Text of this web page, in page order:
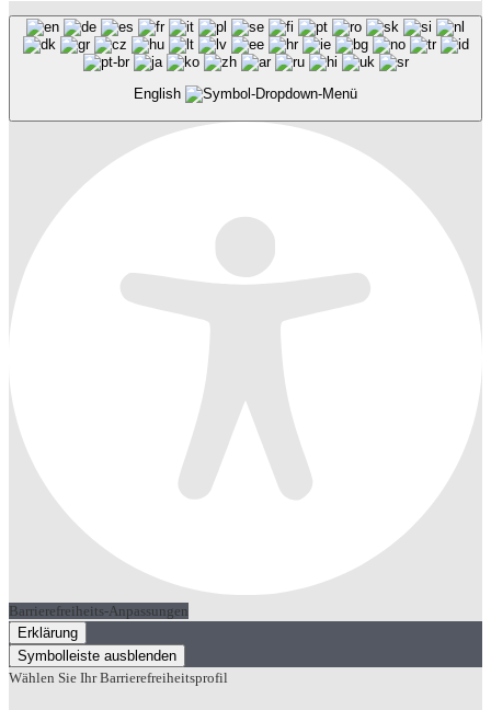
English
Barrierefreiheits-Anpassungen
Erklärung
Symbolleiste ausblenden
Wählen Sie Ihr Barrierefreiheitsprofil